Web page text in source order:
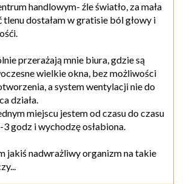
handlowym- źle światło, za mała
tlenu dostałam w gratisie ból głowy i
przerażają mnie biura, gdzie są
wielkie okna, bez możliwości
a system wentylacji nie do
działa.
miejscu jestem od czasu do czasu
3 godz i wychodzę osłabiona.
jakiś nadwrażliwy organizm na takie